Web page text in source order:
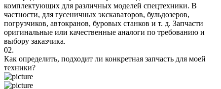
комплектующих для различных моделей спецтехники. В
частности, для гусеничных экскаваторов, бульдозеров,
погрузчиков, автокранов, буровых станков и т. д. Запчасти
оригинальные или качественные аналоги по требованию и
выбору заказчика.
02.
Как определить, подходит ли конкретная запчасть для моей
техники?